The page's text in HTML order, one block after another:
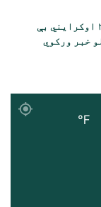
روسیه په یوه ورځ کې د ۲۰۰ اوکرایني بې
خبر ورکوي
℉